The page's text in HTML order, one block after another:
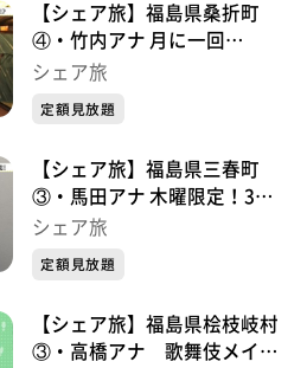
【シェア旅】福島県桑折町
④・竹内アナ 月に一回
の……ナイスタイミングでい
○○（2023/9/22）
シェア旅
定額見放題
【シェア旅】福島県三春町
③・馬田アナ 木曜限定！30
分間だけのマルシェ
シェア旅
定額見放題
【シェア旅】福島県桧枝岐村
③・高橋アナ 歌舞伎メイク